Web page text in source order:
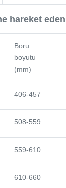
hareket
Boru
boyutu
(mm)
406-457
508-559
559-610
610-660